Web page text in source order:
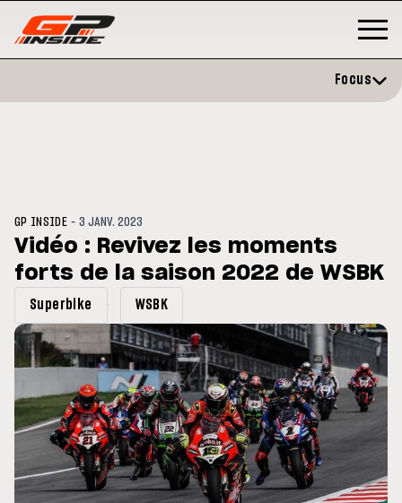
du GP de Grande-
MOTO GP
Focus
GP INSIDE -3 JANV. 2023
Vidéo : Revivez les moments
forts de la saison 2022 de WSBK
Superbike WSBK